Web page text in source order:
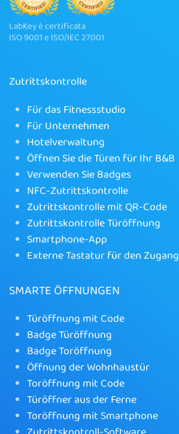
LabKey è certificata
ISO 9001 e ISO/IEC 27001
Zutrittskontrolle
Für das Fitnessstudio
Für Unternehmen
Hotelverwaltung
Öffnen Sie die Türen für Ihr B&B
Verwenden Sie Badges
NFC-Zutrittskontrolle
Zutrittskontrolle mit QR-Code
Zutrittskontrolle Türöffnung
Smartphone-App
Externe Tastatur für den Zugang
SMARTE ÖFFNUNGEN
Türöffnung mit Code
Badge Türöffnung
Badge Toröffnung
Öffnung der Wohnhaustür
Toröffnung mit Code
Türöffner aus der Ferne
Toröffnung mit Smartphone